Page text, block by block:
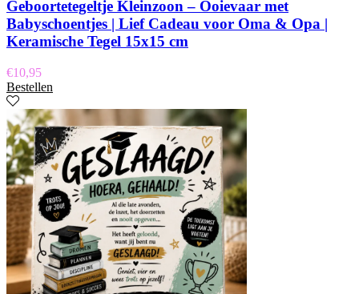
Geboortetegeltje Kleinzoon – Ooievaar met
Babyschoentjes | Lief Cadeau voor Oma & Opa |
Keramische Tegel 15x15 cm
€10,95
Bestellen